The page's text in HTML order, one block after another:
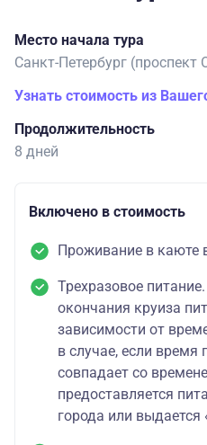
Место начала тура
Санкт-Петербург
Узнать стоимость из
Продолжительность
8 дней
Включено в стоимость
Проживание в каюте
Трехразовое
окончания круиза
зависимости от
в случае, если время
совпадает со
предоставляется
города или выдается